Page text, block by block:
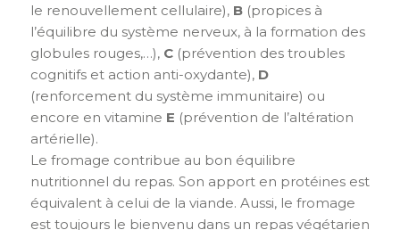
le renouvellement cellulaire), B(propices à
l’équilibre du système nerveux, à la formation des
globules rouges,…), C(prévention des troubles
cognitifs et action anti-oxydante), D
(renforcement du système immunitaire) ou
encore en vitamine E (prévention de l’altération
artérielle).
Le fromage contribue au bon équilibre
nutritionnel du repas. Son apport en protéines est
équivalent à celui de la viande. Aussi, le fromage
est toujours le bienvenu dans un repas végétarien